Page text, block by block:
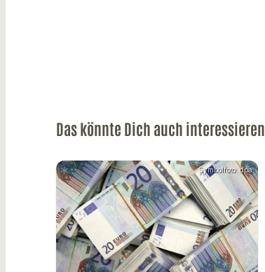
Das könnte Dich auch interessieren
Symbolfoto: dpa